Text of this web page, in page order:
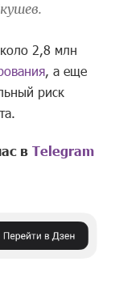
2,8 млн
,а еще
риск
вTelegram